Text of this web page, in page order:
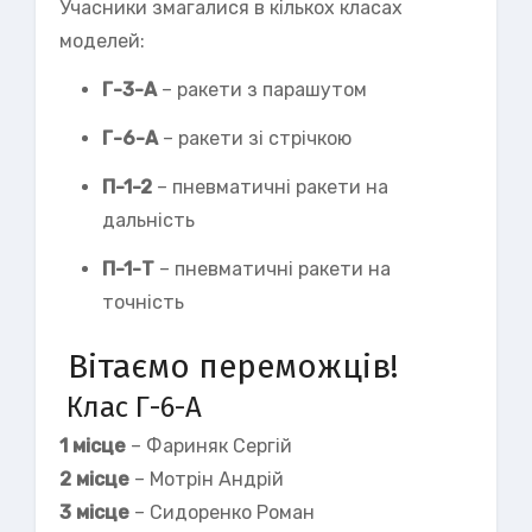
Учасники змагалися в кількох класах
моделей:
Г-3-А– ракети з парашутом
Г-6-А– ракети зі стрічкою
П-1-2 – пневматичні ракети на
дальність
П-1-Т – пневматичні ракети на
точність
Вітаємо переможців!
Клас Г-6-А
1 місце – Фариняк Сергій
2 місце – Мотрін Андрій
3 місце – Сидоренко Роман